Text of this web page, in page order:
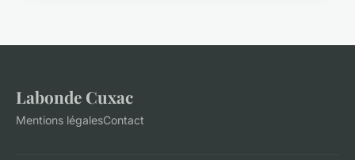
Labonde Cuxac
Mentions légalesContact